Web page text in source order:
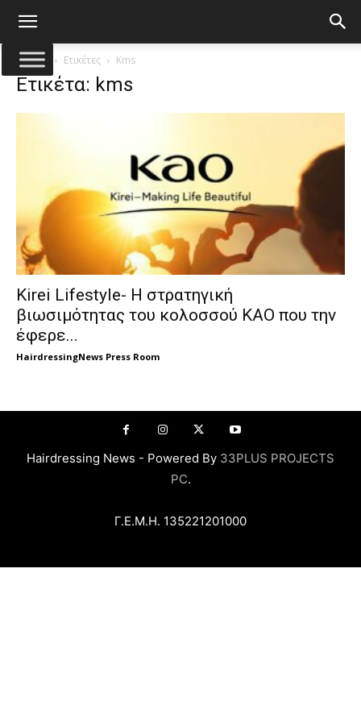
Αρχική Ετικέτες Kms
Ετικέτα: kms
Kirei Lifestyle- Η στρατηγική
βιωσιμότητας του κολοσσού KAO που την
έφερε...
HairdressingNews Press Room
Hairdressing News - Powered By 33PLUS PROJECTS
PC.
Γ.Ε.Μ.Η. 135221201000